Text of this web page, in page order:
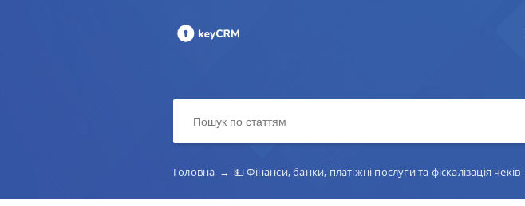
Головна → 💵 Фінанси, банки, платіжні послуги та фіскалізація чеків